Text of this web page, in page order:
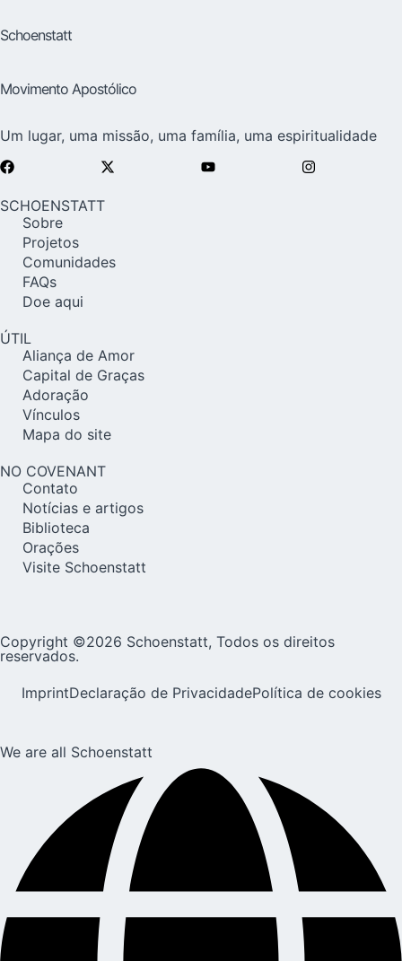
Schoenstatt
Movimento Apostólico
Um lugar, uma missão, uma família, uma espiritualidade
SCHOENSTATT
Sobre
Projetos
Comunidades
FAQs
Doe aqui
ÚTIL
Aliança de Amor
Capital de Graças
Adoração
Vínculos
Mapa do site
NO COVENANT
Contato
Notícias e artigos
Biblioteca
Orações
Visite Schoenstatt
Copyright ©2026 Schoenstatt, Todos os direitos
reservados.
ImprintDeclaração de PrivacidadePolítica de cookies
We are all Schoenstatt